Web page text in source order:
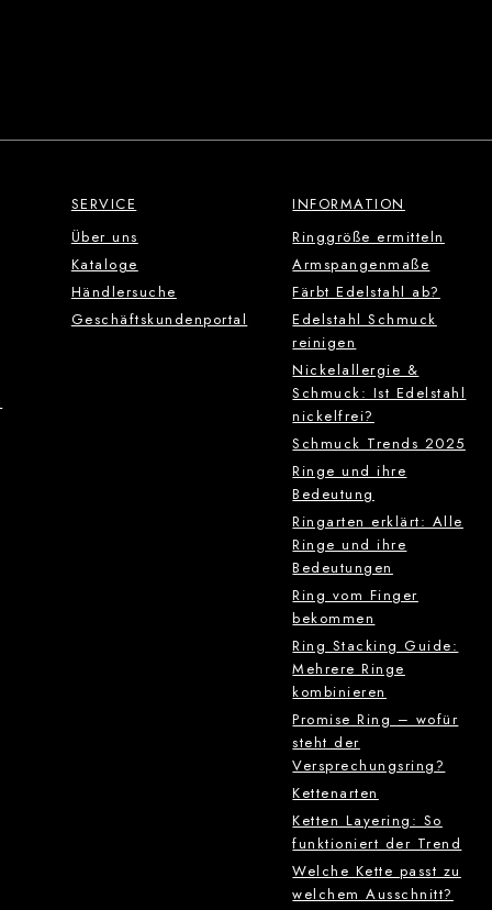
SERVICE
Über uns
Kataloge
Händlersuche
Geschäftskundenportal
INFORMATION
Ringgröße ermitteln
Armspangenmaße
Färbt Edelstahl ab?
Edelstahl Schmuck
reinigen
Nickelallergie &
Schmuck: Ist Edelstahl
nickelfrei?
Schmuck Trends 2025
Ringe und ihre
Bedeutung
Ringarten erklärt: Alle
Ringe und ihre
Bedeutungen
Ring vom Finger
bekommen
Ring Stacking Guide:
Mehrere Ringe
kombinieren
Promise Ring – wofür
steht der
Versprechungsring?
Kettenarten
Ketten Layering: So
funktioniert der Trend
Welche Kette passt zu
welchem Ausschnitt?